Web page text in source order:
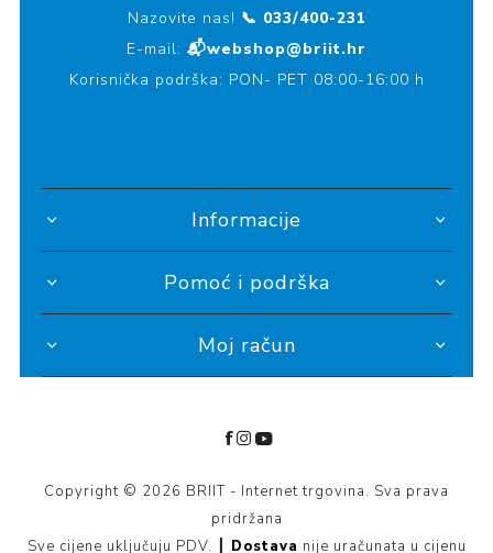
Nazovite nas! 📞 033/400-231
E-mail: 📬webshop@briit.hr
Korisnička podrška: PON- PET 08:00-16:00 h
Informacije
Pomoć i podrška
Moj račun
Copyright © 2026 BRIIT - Internet trgovina. Sva prava
pridržana
Sve cijene uključuju PDV. ┃ Dostava nije uračunata u cijenu